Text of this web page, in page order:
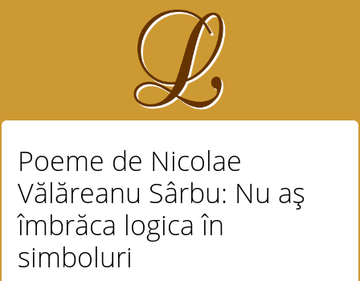
Poeme de Nicolae
Vălăreanu Sârbu: Nu aş
îmbrăca logica în
simboluri